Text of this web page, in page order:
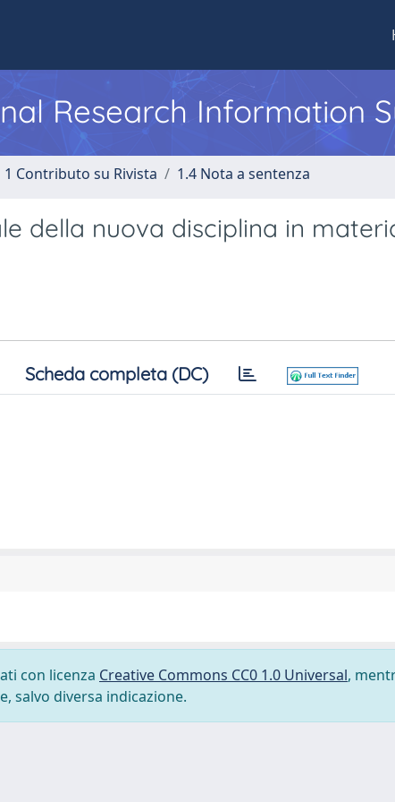
Research Information
1 Contributo su Rivista 1.4 Nota a sentenza
della nuova disciplina in
Scheda completa (DC)
con licenza Creative Commons CC0 1.0 Universal,
salvo diversa indicazione.